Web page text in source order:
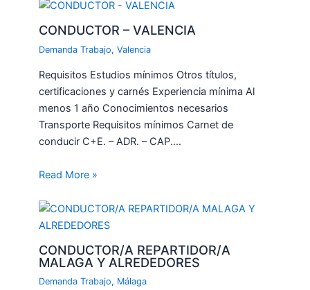
CONDUCTOR – VALENCIA
Demanda Trabajo,Valencia
Requisitos Estudios mínimos Otros títulos,
certificaciones y carnés Experiencia mínima Al
menos 1 año Conocimientos necesarios
Transporte Requisitos mínimos Carnet de
conducir C+E. – ADR. – CAP.…
Read More »
CONDUCTOR/A REPARTIDOR/A
MALAGA Y ALREDEDORES
Demanda Trabajo, Málaga